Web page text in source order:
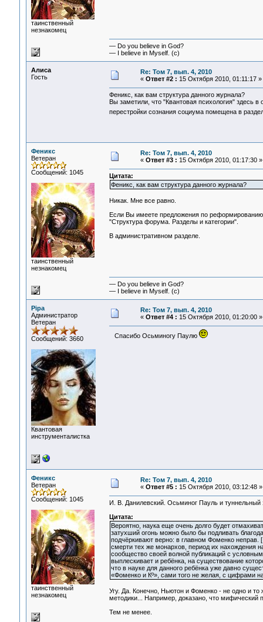
таинственный
незнакомец
— Do you believe in God?
— I believe in Myself. (c)
Алиса
Гость
Re: Том 7, вып. 4, 2010
« Ответ #2 : 15 Октября 2010, 01:11:17 »
Феникс, как вам структура данного журнала?
Вы заметили, что "Квантовая психология" здесь
перестройки сознания социума помещена в
Феникс
Ветеран
Сообщений: 1045
таинственный
незнакомец
Re: Том 7, вып. 4, 2010
« Ответ #3 : 15 Октября 2010, 01:17:30 »
Цитата:
Феникс, как вам структура данного журнала?
Никак. Мне все равно.
Если Вы имеете предложения по
"Структура форума. Разделы и категории".
В административном разделе.
— Do you believe in God?
— I believe in Myself. (c)
Pipa
Администратор
Ветеран
Сообщений: 3660
Квантовая
инструменталистка
Re: Том 7, вып. 4, 2010
« Ответ #4 : 15 Октября 2010, 01:20:00 »
Спасибо Осьминогу Паулю
Феникс
Ветеран
Сообщений: 1045
таинственный
незнакомец
Re: Том 7, вып. 4, 2010
« Ответ #5 : 15 Октября 2010, 03:12:48 »
И. В. Данилевский. Осьминог Пауль и
Цитата:
Вероятно, наука еще очень долго будет
затухший огонь можно было бы подливать
подчёркивают верно: в главном Фоменко неправ.
смерти тех же монархов, период их нахождения
сообщество своей волной публикаций с
выплескивает и ребёнка, на существование
что в науке для данного ребёнка уже давно
«Фоменко и Кº», сами того не желая, с цифрами
Угу. Да. Конечно, Ньютон и Фоменко - не одно и то
методики... Например, доказано, что мифический
Тем не менее.